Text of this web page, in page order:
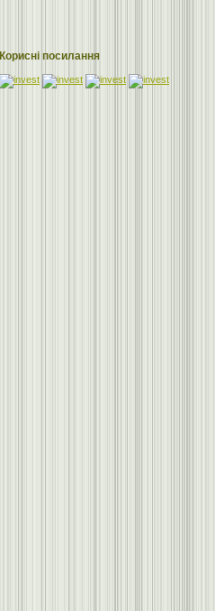
Корисні посилання